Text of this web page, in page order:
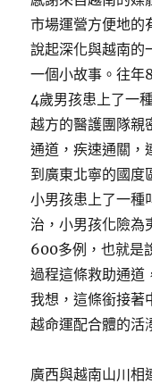
市場運營方便地的
說起深化與越南的
一個小故事。往年
4歲男孩患上了一
越方的醫護團隊親
通道，疾速通關，
到廣東北寧的國度
小男孩患上了一種
治，小男孩化險為
600多例，也就是
過程這條救助通道
我想，這條銜接著
越命運配合體的活
廣西與越南山川相